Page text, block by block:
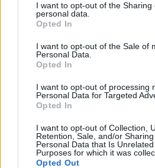
I want to opt-out of the Sharing
personal data.
Opted In
I want to opt-out of the Sale of
Personal Data.
Opted In
I want to opt-out of processing
Personal Data for Targeted
Opted In
I want to opt-out of Collection,
Retention, Sale, and/or
Personal Data that Is
Purposes for which it was
Opted Out
Εορτολόγιο:Ποιοι γιορτάζουν
Παρασκευή, 7 Αυγούστου 2026 9:50 ΠΜ